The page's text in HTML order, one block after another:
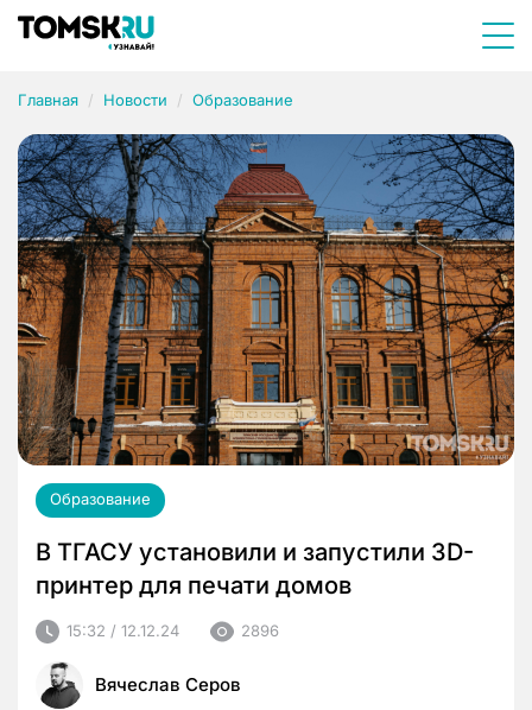
Главная Новости Образование
Образование
В ТГАСУ установили и запустили 3D-
принтер для печати домов
15:32 / 12.12.24 2896
Вячеслав Серов